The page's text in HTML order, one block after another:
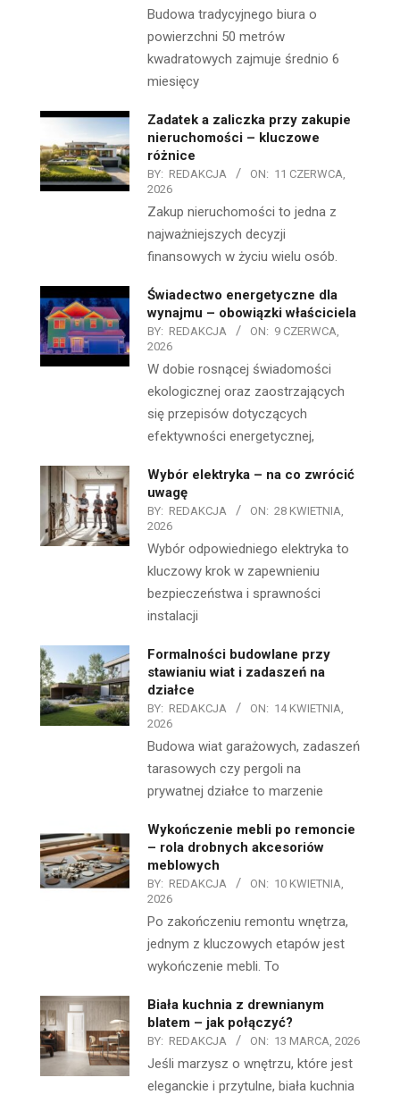
Budowa tradycyjnego biura o
powierzchni 50 metrów
kwadratowych zajmuje średnio 6
miesięcy
Zadatek a zaliczka przy zakupie
nieruchomości – kluczowe
różnice
BY: REDAKCJA ON: 11 CZERWCA,
2026
Zakup nieruchomości to jedna z
najważniejszych decyzji
finansowych w życiu wielu osób.
Świadectwo energetyczne dla
wynajmu – obowiązki właściciela
BY: REDAKCJA ON: 9 CZERWCA,
2026
W dobie rosnącej świadomości
ekologicznej oraz zaostrzających
się przepisów dotyczących
efektywności energetycznej,
Wybór elektryka – na co zwrócić
uwagę
BY: REDAKCJA ON: 28 KWIETNIA,
2026
Wybór odpowiedniego elektryka to
kluczowy krok w zapewnieniu
bezpieczeństwa i sprawności
instalacji
Formalności budowlane przy
stawianiu wiat i zadaszeń na
działce
BY: REDAKCJA ON: 14 KWIETNIA,
2026
Budowa wiat garażowych, zadaszeń
tarasowych czy pergoli na
prywatnej działce to marzenie
Wykończenie mebli po remoncie
– rola drobnych akcesoriów
meblowych
BY: REDAKCJA ON: 10 KWIETNIA,
2026
Po zakończeniu remontu wnętrza,
jednym z kluczowych etapów jest
wykończenie mebli. To
Biała kuchnia z drewnianym
blatem – jak połączyć?
BY: REDAKCJA ON: 13 MARCA, 2026
Jeśli marzysz o wnętrzu, które jest
eleganckie i przytulne, biała kuchnia